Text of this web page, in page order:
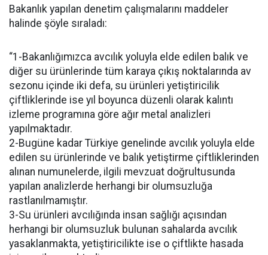
Bakanlık yapılan denetim çalışmalarını maddeler
halinde şöyle sıraladı:
“1-Bakanlığımızca avcılık yoluyla elde edilen balık ve
diğer su ürünlerinde tüm karaya çıkış noktalarında av
sezonu içinde iki defa, su ürünleri yetiştiricilik
çiftliklerinde ise yıl boyunca düzenli olarak kalıntı
izleme programına göre ağır metal analizleri
yapılmaktadır.
2-Bugüne kadar Türkiye genelinde avcılık yoluyla elde
edilen su ürünlerinde ve balık yetiştirme çiftliklerinden
alınan numunelerde, ilgili mevzuat doğrultusunda
yapılan analizlerde herhangi bir olumsuzluğa
rastlanılmamıştır.
3-Su ürünleri avcılığında insan sağlığı açısından
herhangi bir olumsuzluk bulunan sahalarda avcılık
yasaklanmakta, yetiştiricilikte ise o çiftlikte hasada